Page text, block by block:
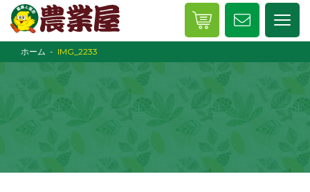
ホーム IMG_2233